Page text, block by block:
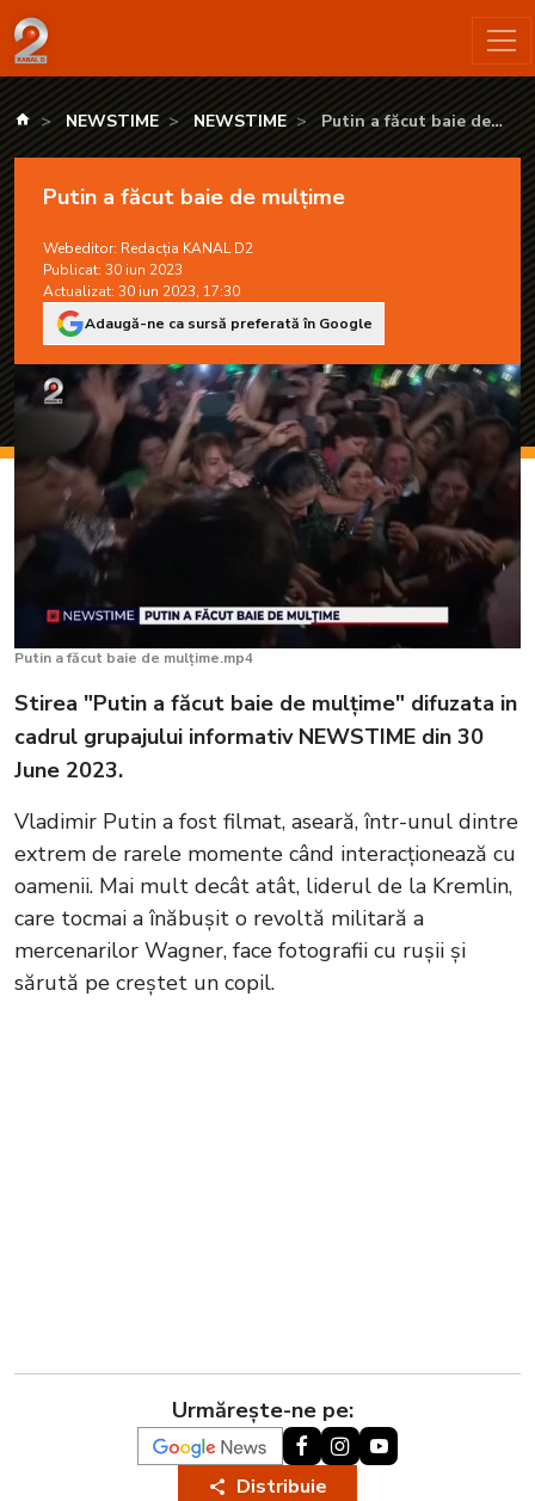
Putin a făcut baie de mulțime - KANAL D2
kanald.ro
NEWSTIME NEWSTIME
Putin a făcut baie de
Putin a făcut baie de mulțime
Webeditor: Redacția KANAL D2
Publicat: 30 iun 2023
Actualizat: 30 iun 2023, 17:30
Adaugă-ne ca sursă preferată în Google
Putin a făcut baie de mulțime.mp4
Stirea "Putin a făcut baie de mulțime" difuzata in
cadrul grupajului informativ NEWSTIME din 30
June 2023.
Vladimir Putin a fost filmat, aseară, într-unul dintre
extrem de rarele momente când interacţionează cu
oamenii. Mai mult decât atât, liderul de la Kremlin,
care tocmai a înăbuşit o revoltă militară a
mercenarilor Wagner, face fotografii cu ruşii şi
sărută pe creştet un copil.
Urmărește-ne pe:
Distribuie